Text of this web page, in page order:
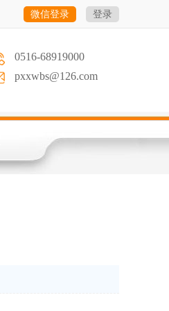
微信登录 登录
0516-68919000
pxxwbs@126.com